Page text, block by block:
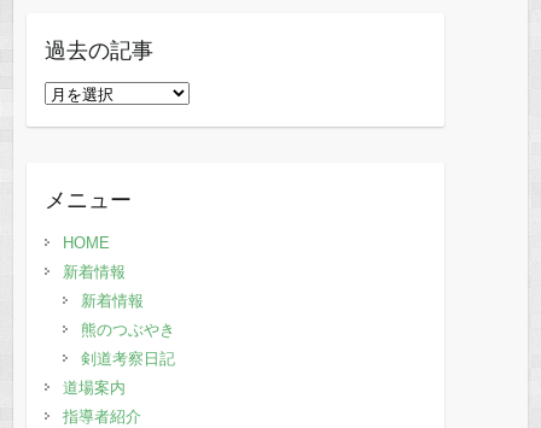
過去の記事
過
事メニュー
HOME
新着情報
新着情報
熊のつぶやき
剣道考察日記
道場案内
指導者紹介